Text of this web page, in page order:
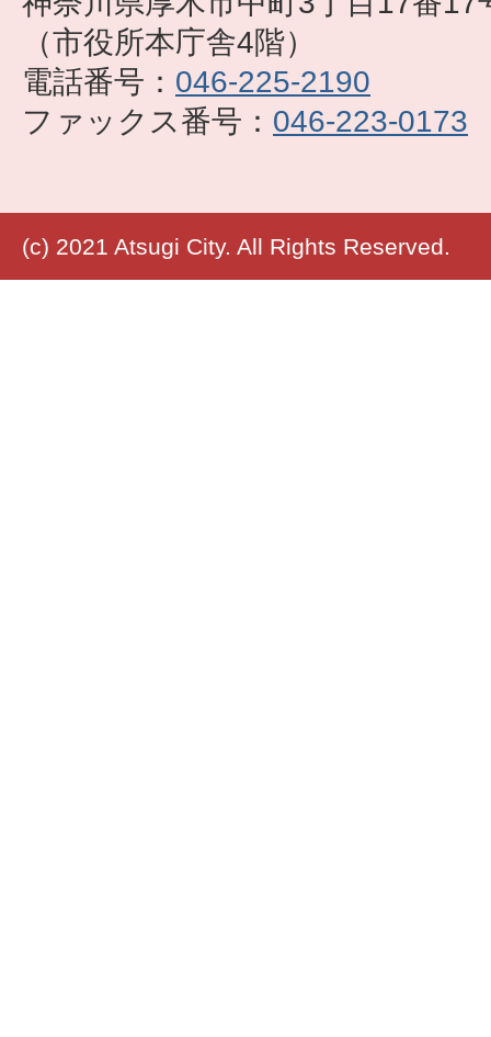
（市役所本庁舎4階）
電話番号： 046-225-2190
ファックス番号： 046-223-0173
(c) 2021 Atsugi City. All Rights Reserved.